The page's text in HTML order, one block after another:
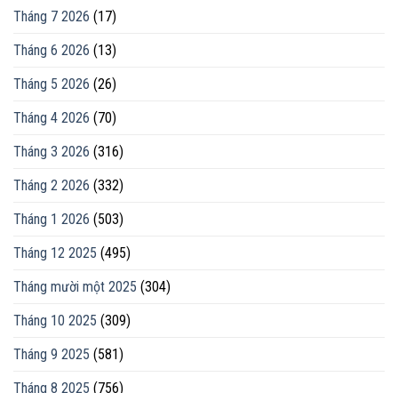
Tháng 7 2026 (17)
Tháng 6 2026 (13)
Tháng 5 2026 (26)
Tháng 4 2026 (70)
Tháng 3 2026 (316)
Tháng 2 2026 (332)
Tháng 1 2026 (503)
Tháng 12 2025 (495)
Tháng mười một 2025 (304)
Tháng 10 2025 (309)
Tháng 9 2025 (581)
Tháng 8 2025 (756)